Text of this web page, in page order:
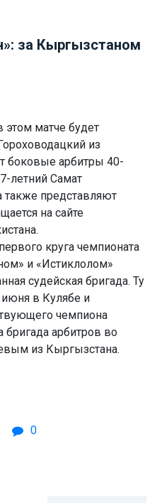
за Кыргызстаном
этом матче будет
из
боковые арбитры 40-
летний Самат
также представляют
на сайте
круга чемпионата
и «Истиклолом»
судейская бригада. Ту
июня в Кулябе и
чемпиона
бригада арбитров во
из Кыргызстана.
0